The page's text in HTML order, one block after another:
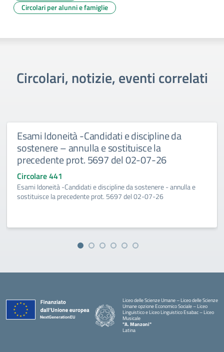
Circolari per alunni e famiglie
Circolari, notizie, eventi correlati
Esami Idoneità -Candidati e discipline da
sostenere – annulla e sostituisce la
precedente prot. 5697 del 02-07-26
Circolare 441
Esami Idoneità -Candidati e discipline da sostenere - annulla e
sostituisce la precedente prot. 5697 del 02-07-26
Liceo delle Scienze Umane – Liceo delle Scienze
Umane opzione Economico Sociale – Liceo
Linguistico e Liceo Linguistico Esabac – Liceo
Musicale
"A. Manzoni"
Latina